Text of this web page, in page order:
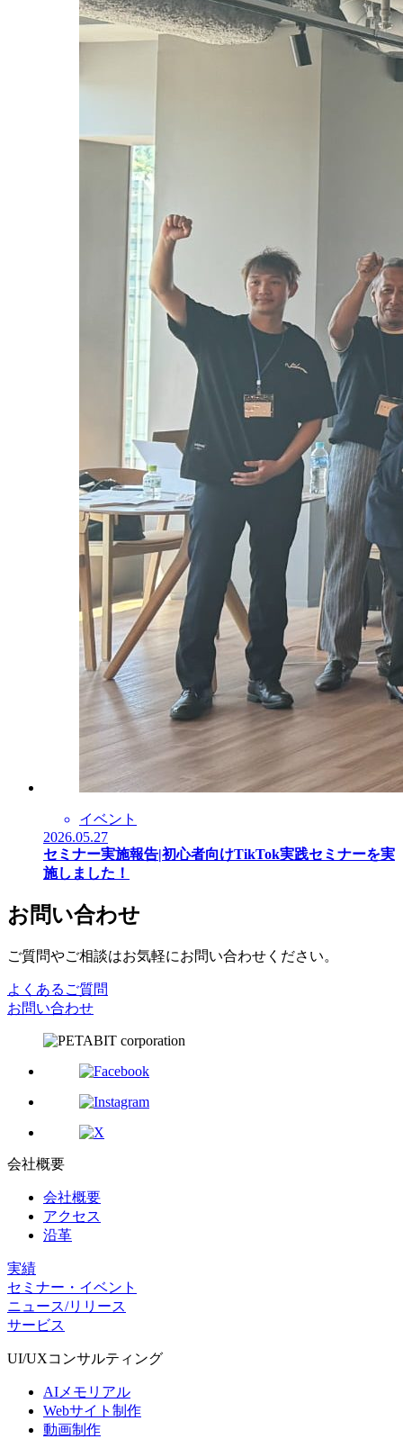
イベント
2026.05.27
セミナー実施報告|初心者向けTikTok実践セミナーを実
施しました！
お問い合わせ
ご質問やご相談はお気軽にお問い合わせください。
よくあるご質問
お問い合わせ
会社概要
会社概要
アクセス
沿革
実績
セミナー・イベント
ニュース/リリース
サービス
UI/UXコンサルティング
AIメモリアル
Webサイト制作
動画制作